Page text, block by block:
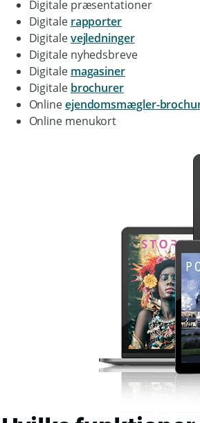
Digitale præsentationer
Digitale rapporter
Digitalevejledninger
Digitale nyhedsbreve
Digitale magasiner
Digitale brochurer
Onlineejendomsmægler-
Online menukort